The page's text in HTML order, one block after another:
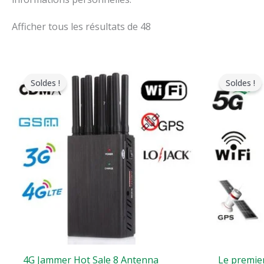
Afficher tous les résultats de 48
Soldes !
4G Jammer Hot Sale 8 Antenna
prix
original
était
$599.00.
prix
actuel
est
$219.99.
Soldes !
Le